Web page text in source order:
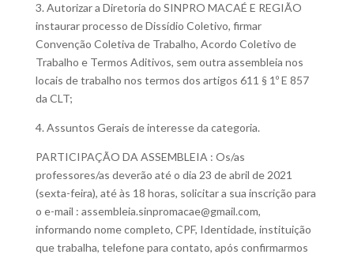
3. Autorizar a Diretoria do SINPRO MACAÉ E REGIÃO
instaurar processo de Dissídio Coletivo, firmar
Convenção Coletiva de Trabalho, Acordo Coletivo de
Trabalho e Termos Aditivos, sem outra assembleia nos
locais de trabalho nos termos dos artigos 611 § 1º E 857
da CLT;
4. Assuntos Gerais de interesse da categoria.
PARTICIPAÇÃO DA ASSEMBLEIA : Os/as
professores/as deverão até o dia 23 de abril de 2021
(sexta-feira), até às 18 horas, solicitar a sua inscrição para
o e-mail : assembleia.sinpromacae@gmail.com,
informando nome completo, CPF, Identidade, instituição
que trabalha, telefone para contato, após confirmarmos